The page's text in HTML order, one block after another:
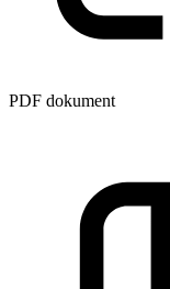
PDF dokument